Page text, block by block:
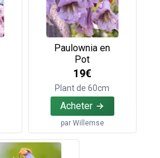
Paulownia en
Pot
19€
Plant de 60cm
Acheter
par Willemse